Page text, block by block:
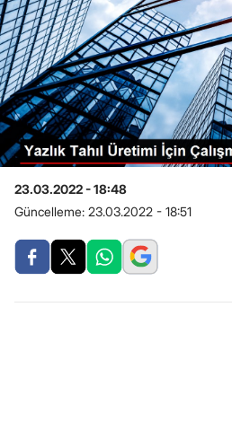
23.03.2022 - 18:48
Güncelleme: 23.03.2022 - 18:51